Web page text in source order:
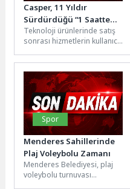
Casper, 11 Yıldır
Sürdürdüğü “1 Saatte
Servis” Hizmetiyle
Türkiye’de Satış Sonrası
Hizmetlerde Fark
Teknoloji ürünlerinde satış
sonrası hizmetlerin kullanıcı
geçen gün artarken, Casper
11 yıldır...
Spor
Menderes Sahillerinde
Plaj Voleybolu Zamanı
Menderes Belediyesi, plaj
voleybolu turnuvası